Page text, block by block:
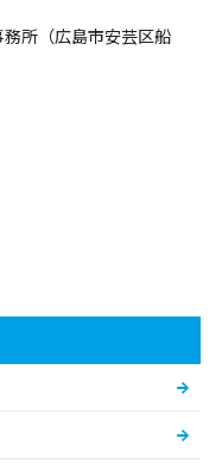
所（広島市安芸区船